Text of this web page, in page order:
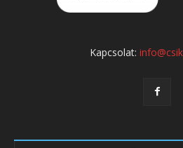
Kapcsolat: